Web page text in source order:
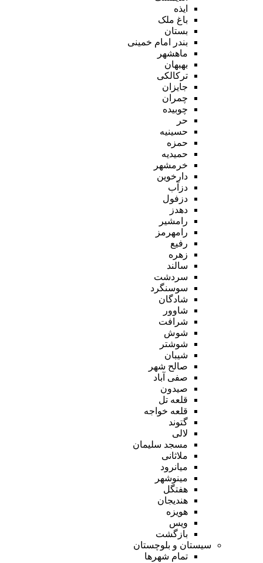
ایذه
باغ ملک
بستان
بندر امام خمینی
ماهشهر
بهبهان
ترکالکی
جایزان
چمران
چوبیده
حر
حسینیه
حمزه
حمیدیه
خرمشهر
دارخوین
دزآب
دزفول
دهدز
رامشیر
رامهرمز
رفیع
زهره
سالند
سردشت
سوسنگرد
شادگان
شاوور
شرافت
شوش
شوشتر
شیبان
صالح شهر
صفی آباد
صیدون
قلعه تل
قلعه خواجه
گتوند
لالی
مسجد سلیمان
ملاثانی
میانرود
مینوشهر
هفتگل
هندیجان
هویزه
ویس
بازگشت
سیستان و بلوچستان
تمام شهر‌ها